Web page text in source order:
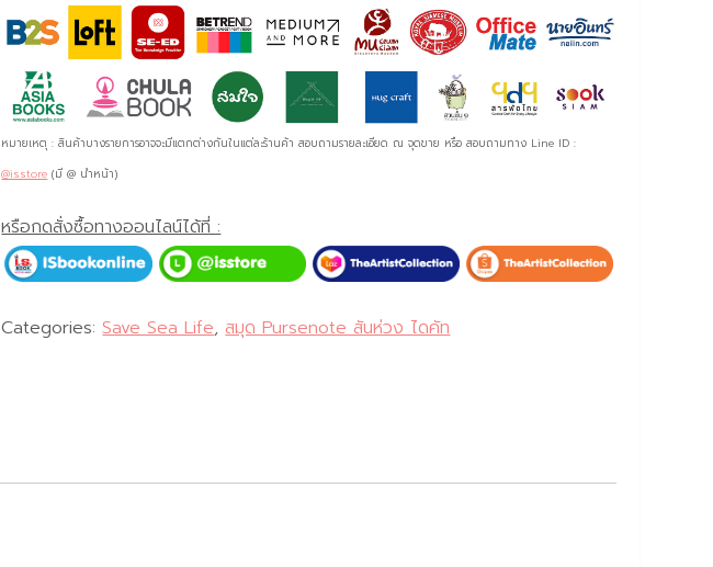
หมายเหตุ : สินค้าบางรายการอาจจะมีแตกต่างกันในแต่ละร้านค้า สอบถามรายละเอียด ณ จุดขาย หรือ สอบถามทาง Line ID :
@isstore (มี @ นำหน้า)
หรือกดสั่งซื้อทางออนไลน์ได้ที่ :
Categories: Save Sea Life, สมุด Pursenote สันห่วง ไดคัท